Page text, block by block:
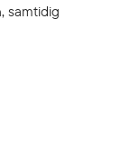
samtidig